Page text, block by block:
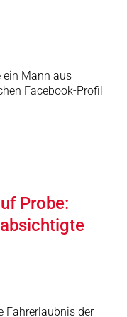
ein Mann aus
Facebook-Profil
Probe:
Fahrerlaubnis der